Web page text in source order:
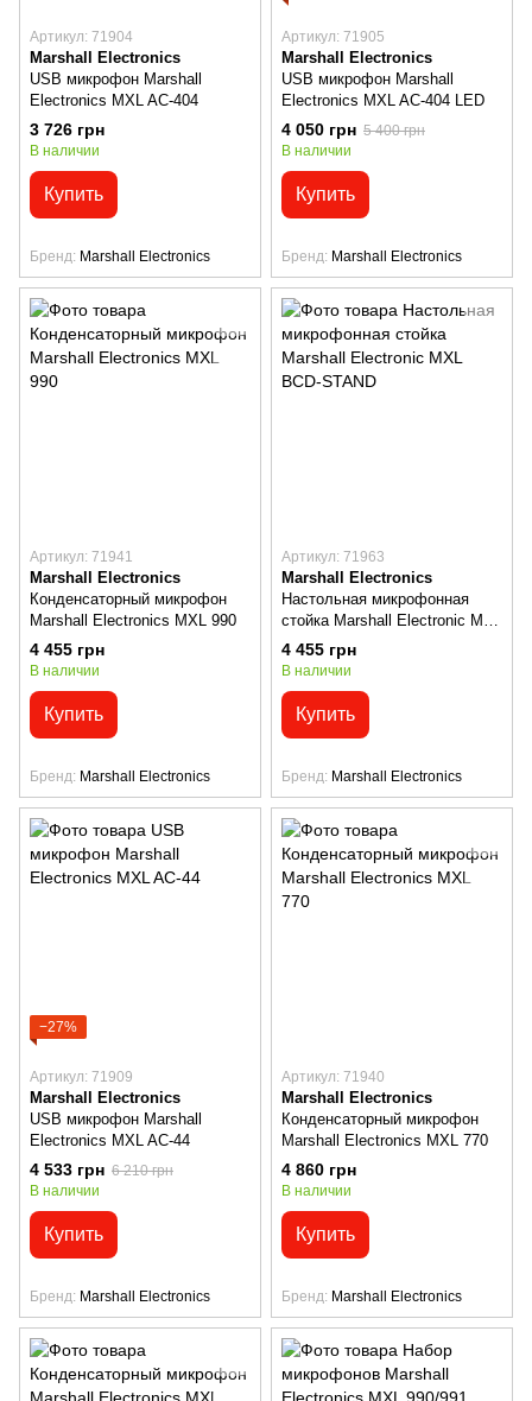
Артикул: 71904
Marshall Electronics
USB микрофон Marshall
Electronics MXL AC-404
3 726 грн
В наличии
Купить
Бренд Marshall Electronics
Артикул: 71905
Marshall Electronics
USB микрофон Marshall
Electronics MXL AC-404 LED
4 050 грн 5 400 грн
В наличии
Купить
Бренд Marshall Electronics
Артикул: 71941
Marshall Electronics
Конденсаторный микрофон
Marshall Electronics MXL 990
4 455 грн
В наличии
Купить
Бренд Marshall Electronics
Артикул: 71963
Marshall Electronics
Настольная микрофонная
стойка Marshall Electronic MXL
BCD-STAND
4 455 грн
В наличии
Купить
Бренд Marshall Electronics
−27%
Артикул: 71909
Marshall Electronics
USB микрофон Marshall
Electronics MXL AC-44
4 533 грн 6 210 грн
В наличии
Купить
Бренд Marshall Electronics
Артикул: 71940
Marshall Electronics
Конденсаторный микрофон
Marshall Electronics MXL 770
4 860 грн
В наличии
Купить
Бренд Marshall Electronics